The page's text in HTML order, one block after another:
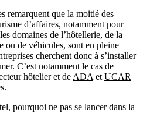
remarquent que la moitié des
d’affaires, notamment pour
domaines de l’hôtellerie, de la
ou de véhicules, sont en pleine
cherchent donc à s’installer
C’est notamment le cas de
hôtelier et de ADA et UCAR
pourquoi ne pas se lancer dans la